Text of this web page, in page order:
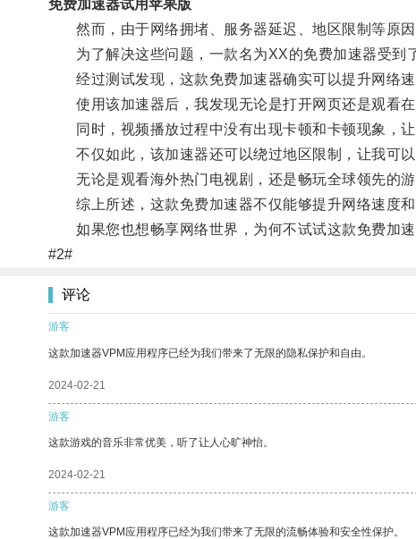
免费加速器试用苹果版
然而，由于网络拥堵、服务器延迟、地区限制等原因
为了解决这些问题，一款名为XX的免费加速器受到了
经过测试发现，这款免费加速器确实可以提升网络速
使用该加速器后，我发现无论是打开网页还是观看在
同时，视频播放过程中没有出现卡顿和卡顿现象，让
不仅如此，该加速器还可以绕过地区限制，让我可以
无论是观看海外热门电视剧，还是畅玩全球领先的游
综上所述，这款免费加速器不仅能够提升网络速度和
如果您也想畅享网络世界，为何不试试这款免费加速
#2#
评论
游客
这款加速器VPM应用程序已经为我们带来了无限的隐私保护和自由。
2024-02-21
游客
这款游戏的音乐非常优美，听了让人心旷神怡。
2024-02-21
游客
这款加速器VPM应用程序已经为我们带来了无限的流畅体验和安全性保护。